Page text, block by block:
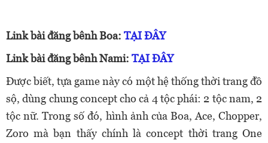
Link bài đăng bênh Boa: TẠI ĐÂY
Link bài đăng bênh Nami: TẠI ĐÂY
Được biết, tựa game này có một hệ thống thời trang đồ
sộ, dùng chung concept cho cả 4 tộc phái: 2 tộc nam, 2
tộc nữ. Trong số đó, hình ảnh của Boa, Ace, Chopper,
Zoro mà bạn thấy chính là concept thời trang One